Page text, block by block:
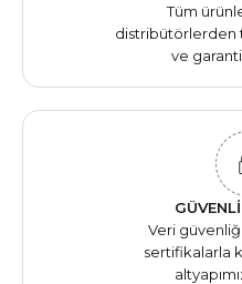
Tüm
distribütörlerden
ve
Veri
sertifikalarla